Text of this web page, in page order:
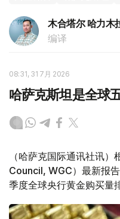
木合塔尔 哈力木
编译
08:31, 31 7月 2026
哈萨克斯坦是全球
（哈萨克国际通讯社讯
Council, WGC）最新报
季度全球央行黄金购买量